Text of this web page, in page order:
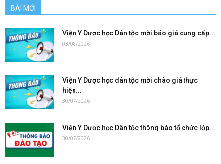
BÀI MỚI
Viện Y Dược học Dân tộc mời báo giá cung cấp...
03/08/2026
Viện Y Dược học dân tộc mời chào giá thực
hiện...
30/07/2026
Viện Y Dược học Dân tộc thông báo tổ chức lớp...
30/07/2026